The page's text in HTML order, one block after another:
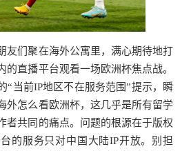
友们聚在海外公寓里，满心期待地打
的直播平台观看一场欧洲杯焦点战。
“当前IP地区不在服务范围”提示，瞬
外怎么看欧洲杯，这几乎是所有留学
者共同的痛点。问题的根源在于版权
的服务只对中国大陆IP开放。别担